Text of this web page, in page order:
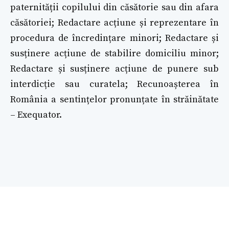
paternității copilului din căsătorie sau din afara
căsătoriei; Redactare acțiune și reprezentare în
procedura de încredințare minori; Redactare și
susținere acțiune de stabilire domiciliu minor;
Redactare și susținere acțiune de punere sub
interdicție sau curatela; Recunoașterea în
România a sentințelor pronunțate în străinătate
– Exequator.